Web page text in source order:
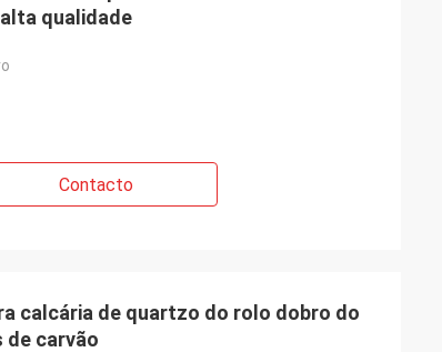
qualidade
Contacto
calcária de quartzo do rolo dobro do
carvão